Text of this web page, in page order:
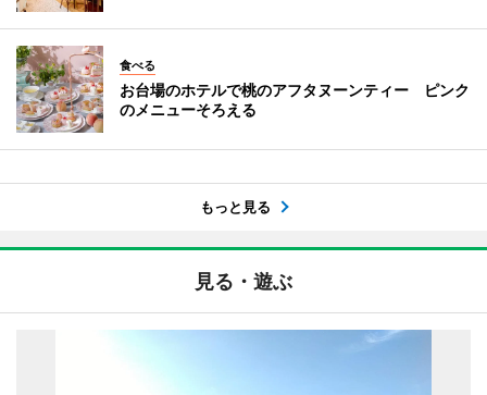
食べる
お台場のホテルで桃のアフタヌーンティー ピンク
のメニューそろえる
もっと見る
見る・遊ぶ